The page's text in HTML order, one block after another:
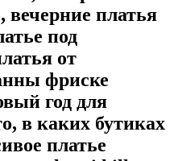
платья
под
от
фриске
год для
в каких бутиках
платье